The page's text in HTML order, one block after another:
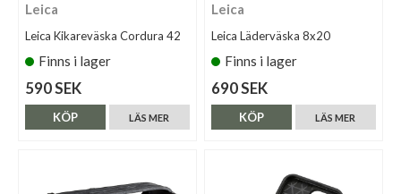
Leica
Leica Kikareväska Cordura 42
Finns i lager
590 SEK
LÄS MER
KÖP
Leica
Leica Läderväska 8x20
Finns i lager
690 SEK
LÄS MER
KÖP